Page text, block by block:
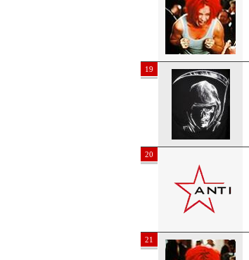
19
20
21